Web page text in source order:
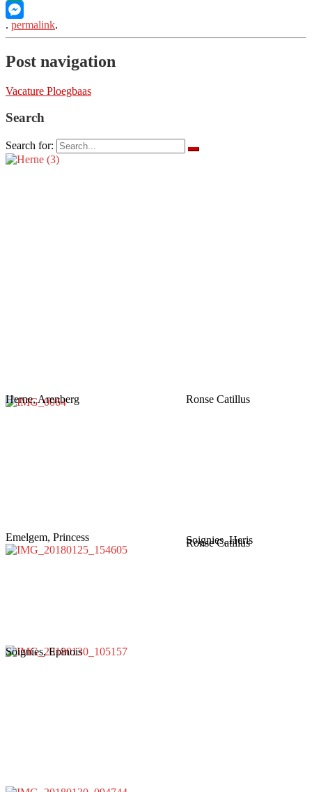
WhatsApp
Messenger
. permalink.
Post navigation
Vacature Ploegbaas
Search
Search for:
Herne, Arenberg
Emelgem, Princess
Soignies, Epinois
Ronse Catillus
Ronse Catillus
Soignies, Heris